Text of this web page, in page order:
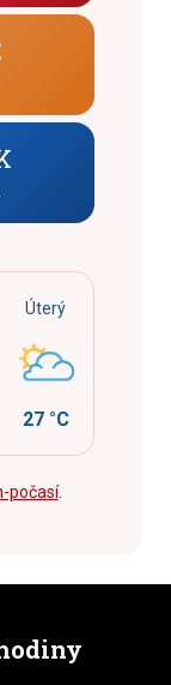
Úterý
27 °C
počasí.